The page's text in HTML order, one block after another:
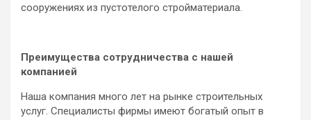
сооружениях из пустотелого стройматериала.
Преимущества сотрудничества с нашей
компанией
Наша компания много лет на рынке строительных
услуг. Специалисты фирмы имеют богатый опыт в